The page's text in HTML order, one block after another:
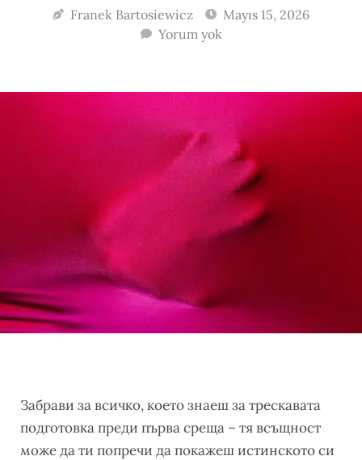
Franek Bartosiewicz
Mayıs 15, 2026
Yorum yok
Забрави за всичко, което знаеш за трескавата
подготовка преди първа среща – тя всъщност
може да ти попречи да покажеш истинското си